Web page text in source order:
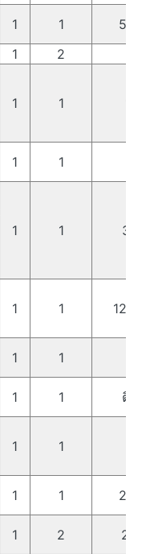
1 1
1 2
1 1
1 1
1 1
1 1
1 1
1 1 ติดต่
1 1
1 1
1 2